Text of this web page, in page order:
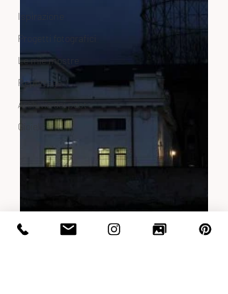
Ispirazione
Progetti fotografici
Le mie mostre
Reportage
Archivio dei post
Gioielli